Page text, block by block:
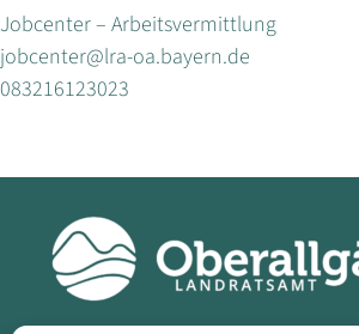
Jobcenter – Arbeitsvermittlung
jobcenter@lra-oa.bayern.de
083216123023